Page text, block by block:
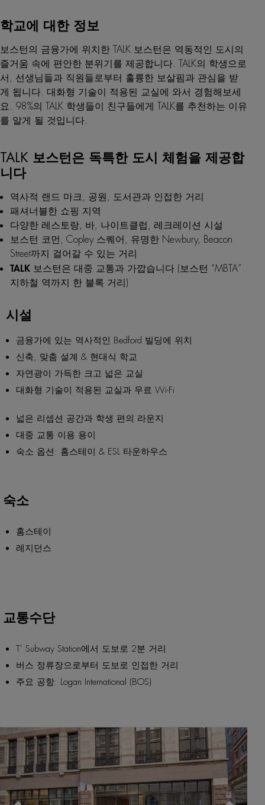
학교에 대한 정보
보스턴의 금융가에 위치한 TALK 보스턴은 역동적인 도시의
즐거움 속에 편안한 분위기를 제공합니다. TALK의 학생으로
서, 선생님들과 직원들로부터 훌륭한 보살핌과 관심을 받
게 됩니다. 대화형 기술이 적용된 교실에 와서 경험해보세
요. 98%의 TALK 학생들이 친구들에게 TALK를 추천하는 이유
를 알게 될 것입니다.
TALK 보스턴은 독특한 도시 체험을 제공합
니다
역사적 랜드 마크, 공원, 도서관과 인접한 거리
패셔너블한 쇼핑 지역
다양한 레스토랑, 바, 나이트클럽, 레크레이션 시설
보스턴 코먼, Copley 스퀘어, 유명한 Newbury, Beacon
Street까지 걸어갈 수 있는 거리
TALK 보스턴은 대중 교통과 가깝습니다 (보스턴 “MBTA”
지하철 역까지 한 블록 거리)
시설
금융가에 있는 역사적인 Bedford 빌딩에 위치
신축, 맞춤 설계 & 현대식 학교
자연광이 가득한 크고 넓은 교실
대화형 기술이 적용된 교실과 무료 Wi-Fi
넓은 리셉션 공간과 학생 편의 라운지
대중 교통 이용 용이
숙소 옵션: 홈스테이 & ESL 타운하우스
숙소
홈스테이
레지던스
교통수단
T’ Subway Station에서 도보로 2분 거리
버스 정류장으로부터 도보로 인접한 거리
주요 공항: Logan International (BOS)